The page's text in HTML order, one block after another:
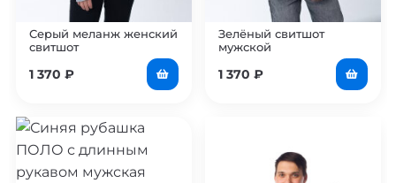
Серый меланж женский
свитшот
1 370 ₽
Зелёный свитшот
мужской
1 370 ₽